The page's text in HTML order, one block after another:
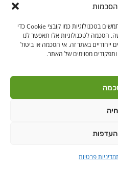
הסכמות
כדי לספק חוויית משתמש מיטבית, אנו משתמשים בטכנולוגיות כמו קובצי Cookie כדי
הסכמה לטכנולוגיות אלו תאפשר לנו
ייחודיים באתר זה. אי הסכמה או ביטול
מסוימים של האתר.
מדיניות פרטיות
| היובלים 11 הוד"שPushUp | Digital
Marketing